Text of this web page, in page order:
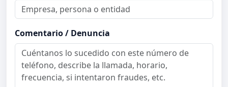
Comentario / Denuncia